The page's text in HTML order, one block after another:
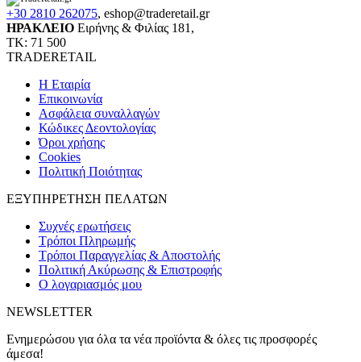
+30 2810 262075, eshop@traderetail.gr
ΗΡΑΚΛΕΙΟ Ειρήνης & Φιλίας 181,
ΤΚ: 71 500
TRADERETAIL
H Εταιρία
Eπικοινωνία
Ασφάλεια συναλλαγών
Κώδικες Δεοντολογίας
Όροι χρήσης
Cookies
Πολιτική Ποιότητας
ΕΞΥΠΗΡΕΤΗΣΗ ΠΕΛΑΤΩΝ
Συχνές ερωτήσεις
Τρόποι Πληρωμής
Τρόποι Παραγγελίας & Αποστολής
Πολιτική Ακύρωσης & Επιστροφής
Ο λογαριασμός μου
NEWSLETTER
Ενημερώσου για όλα τα νέα προϊόντα & όλες τις προσφορές
άμεσα!